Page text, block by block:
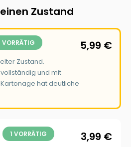
Zustand
VORRÄTIG
Zustand.
und mit
hat deutliche
5,99 €
1 VORRÄTIG 3,99 €